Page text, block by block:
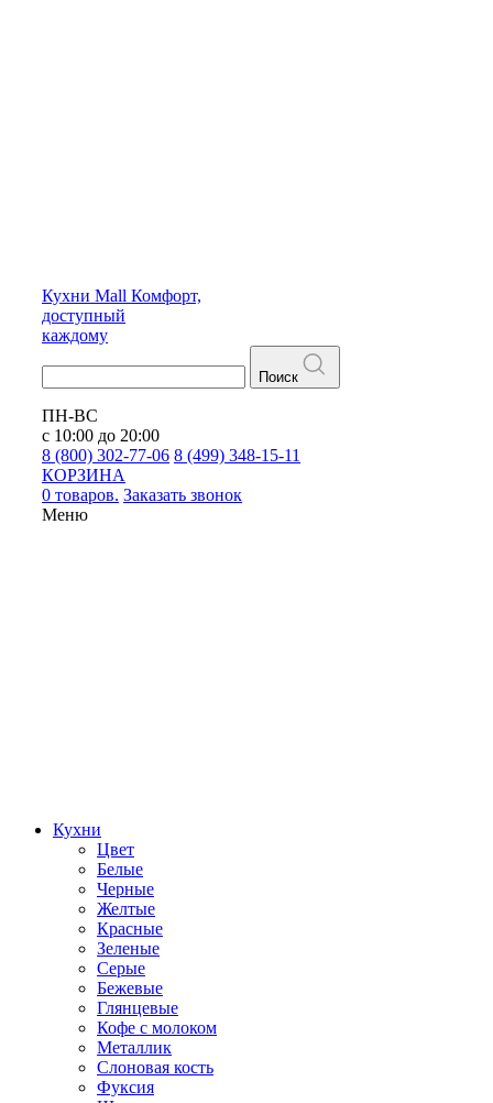
Кухни Mall Комфорт,
доступный
каждому
Поиск
ПН-ВС
с 10:00 до 20:00
8 (800) 302-77-06 8 (499) 348-15-11
КОРЗИНА
0 товаров. Заказать звонок
Меню
Кухни
Цвет
Белые
Черные
Желтые
Красные
Зеленые
Серые
Бежевые
Глянцевые
Кофе с молоком
Металлик
Слоновая кость
Фуксия